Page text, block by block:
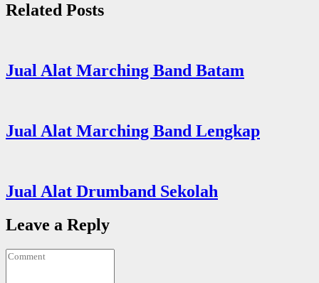
Related Posts
Jual Alat Marching Band Batam
Jual Alat Marching Band Lengkap
Jual Alat Drumband Sekolah
Leave a Reply